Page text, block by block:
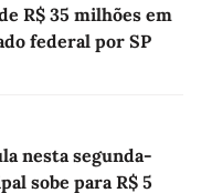
R$ 35 milhões em
federal por SP
nesta segunda-
sobe para R$ 5